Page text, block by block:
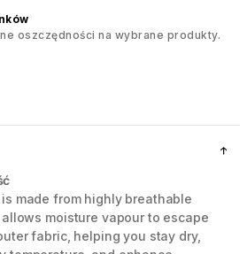
oszczędności na wybrane produkty.
made from highly breathable
moisture vapour to escape
fabric, helping you stay dry,